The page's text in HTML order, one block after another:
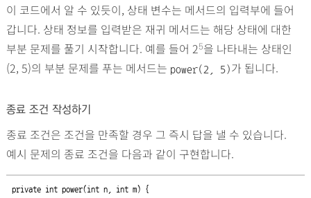
u
s
이 코드에서 알 수 있듯이, 상태 변수는 메서드의 입력부에 들어
갑니다. 상태 정보를 입력받은 재귀 메서드는 해당 상태에 대한
부분 문제를 풀기 시작합니다. 예를 들어 25을 나타내는 상태인
(2, 5)의 부분 문제를 푸는 메서드는 power(2, 5)가 됩니다.
종료 조건 작성하기
종료 조건은 조건을 만족할 경우 그 즉시 답을 낼 수 있습니다.
예시 문제의 종료 조건을 다음과 같이 구현합니다.
private int power(int n, int m) {